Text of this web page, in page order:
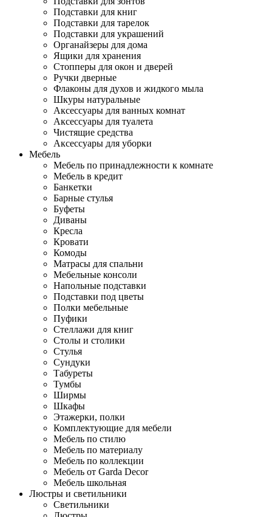
Подставки для книг
Подставки для тарелок
Подставки для украшений
Органайзеры для дома
Ящики для хранения
Стопперы для окон и дверей
Ручки дверные
Флаконы для духов и жидкого мыла
Шкуры натуральные
Аксессуары для ванных комнат
Аксессуары для туалета
Чистящие средства
Аксессуары для уборки
Мебель
Мебель по принадлежности к комнате
Мебель в кредит
Банкетки
Барные стулья
Буфеты
Диваны
Кресла
Кровати
Комоды
Матрасы для спальни
Мебельные консоли
Напольные подставки
Подставки под цветы
Полки мебельные
Пуфики
Стеллажи для книг
Столы и столики
Стулья
Сундуки
Табуреты
Тумбы
Ширмы
Шкафы
Этажерки, полки
Комплектующие для мебели
Мебель по стилю
Мебель по материалу
Мебель по коллекции
Мебель от Garda Decor
Мебель школьная
Люстры и светильники
Светильники